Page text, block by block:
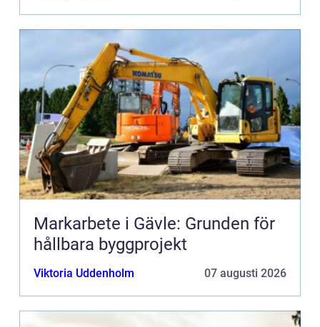
Markarbete i Gävle: Grunden för
hållbara byggprojekt
Viktoria Uddenholm 07 augusti 2026